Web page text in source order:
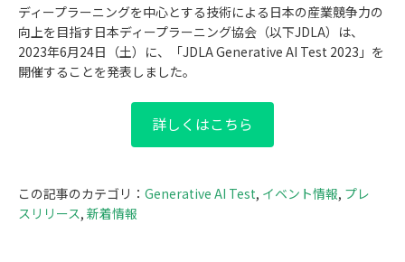
ディープラーニングを中心とする技術による日本の産業競争力の
向上を目指す日本ディープラーニング協会（以下JDLA）は、
2023年6月24日（土）に、「JDLA Generative AI Test 2023」を
開催することを発表しました。
詳しくはこちら
この記事のカテゴリ： Generative AI Test, イベント情報, プレ
スリリース, 新着情報